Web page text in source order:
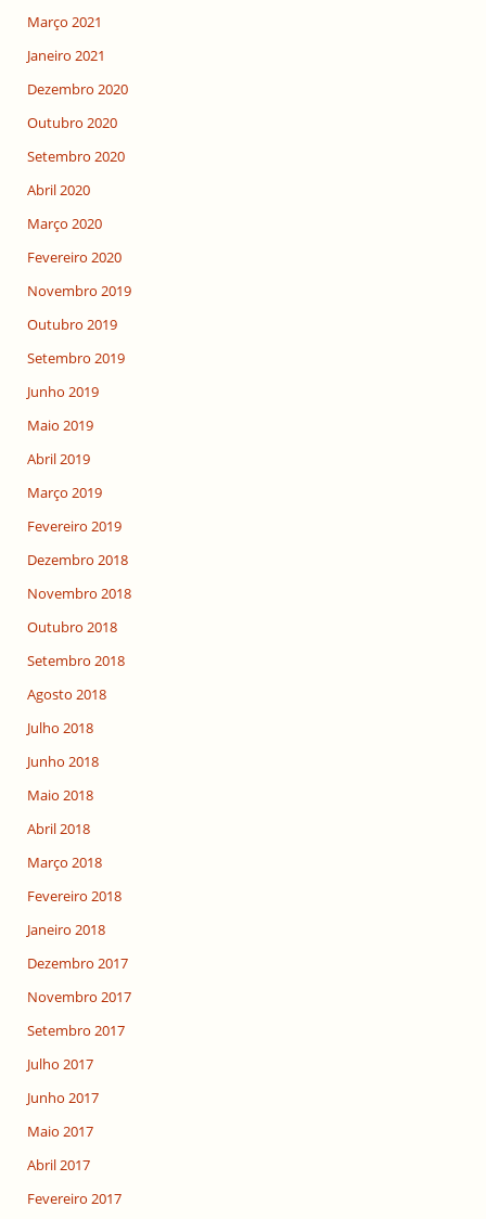
Março 2021
Janeiro 2021
Dezembro 2020
Outubro 2020
Setembro 2020
Abril 2020
Março 2020
Fevereiro 2020
Novembro 2019
Outubro 2019
Setembro 2019
Junho 2019
Maio 2019
Abril 2019
Março 2019
Fevereiro 2019
Dezembro 2018
Novembro 2018
Outubro 2018
Setembro 2018
Agosto 2018
Julho 2018
Junho 2018
Maio 2018
Abril 2018
Março 2018
Fevereiro 2018
Janeiro 2018
Dezembro 2017
Novembro 2017
Setembro 2017
Julho 2017
Junho 2017
Maio 2017
Abril 2017
Fevereiro 2017